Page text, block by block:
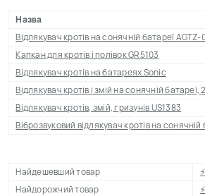
Назва
Відлякувач кротів на сонячній батареї AGTZ-
Капкан для кротів і полівок GR5103
Відлякувач кротів на батареях Sonic
Відлякувач кротів і змій на сонячній батареї,
Відлякувач кротів, змій, гризунів US1383
Віброзвуковий відлякувач кротів на
Найдешевший товар
Найдорожчий товар